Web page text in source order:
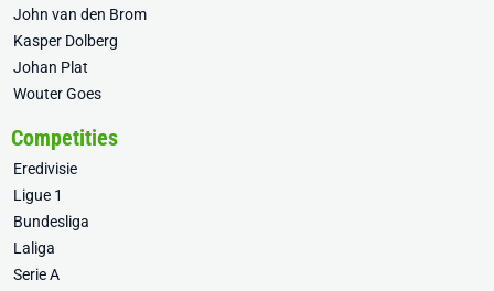
John van den Brom
Kasper Dolberg
Johan Plat
Wouter Goes
Competities
Eredivisie
Ligue 1
Bundesliga
Laliga
Serie A